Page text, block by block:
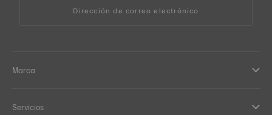
Dirección de correo electrónico
Marca
Servicios